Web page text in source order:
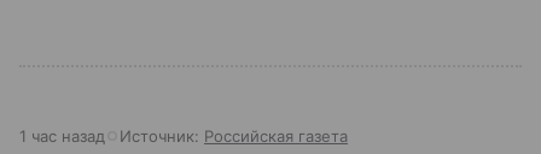
1 час назад Источник: Российская газета